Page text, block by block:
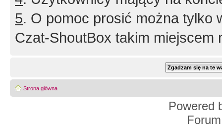
5. O pomoc prosić można tylko
Czat-ShoutBox takim miejscem
Strona główna
Powered